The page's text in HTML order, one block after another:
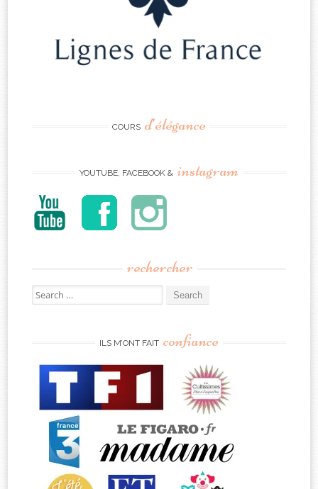
COURS d’élégance
YOUTUBE, FACEBOOK & instagram
rechercher
Search
for:
ILS M’ONT FAIT confiance